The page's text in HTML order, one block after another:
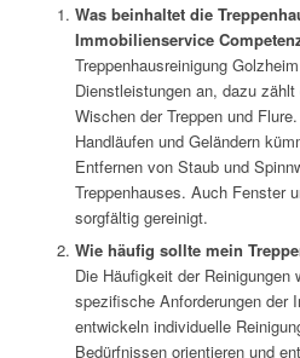
Was beinhaltet die
Immobilienservice
Treppenhausreinigung
Dienstleistungen an, dazu
Wischen der Treppen und
Handläufen und Geländern
Entfernen von Staub und
Treppenhauses. Auch Fenster
sorgfältig gereinigt.
Wie häufig sollte mein
Die Häufigkeit der Reinigungen
spezifische Anforderungen der
entwickeln individuelle
Bedürfnissen orientieren und